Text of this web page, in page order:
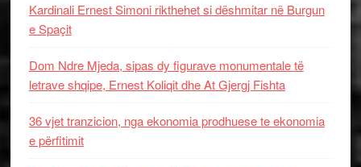
Kardinali Ernest Simoni rikthehet si dëshmitar në Burgun
e Spaçit
Dom Ndre Mjeda, sipas dy figurave monumentale të
letrave shqipe, Ernest Koliqit dhe At Gjergj Fishta
36 vjet tranzicion, nga ekonomia prodhuese te ekonomia
e përfitimit